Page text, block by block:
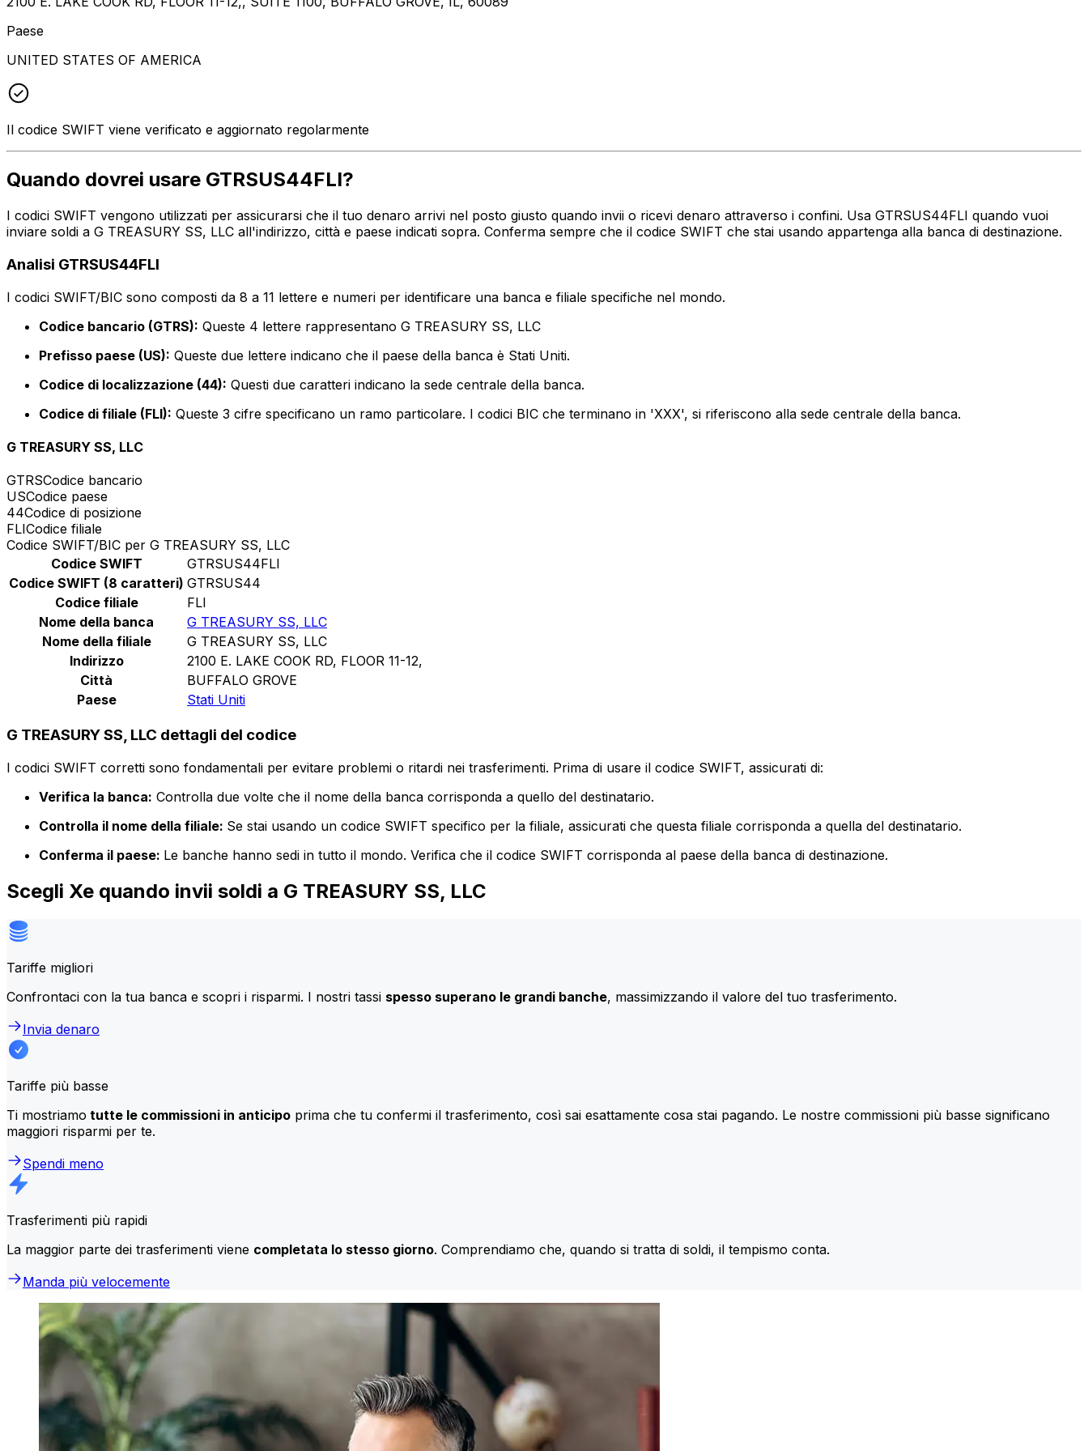
Paese
UNITED STATES OF AMERICA
Il codice SWIFT viene verificato e aggiornato regolarmente
Quando dovrei usare GTRSUS44FLI?
I codici SWIFT vengono utilizzati per assicurarsi che il tuo denaro arrivi nel posto giusto quando invii o ricevi denaro attraverso i confini. Usa GTRSUS44FLI quando vuoi
inviare soldi a G TREASURY SS, LLC all'indirizzo, città e paese indicati sopra. Conferma sempre che il codice SWIFT che stai usando appartenga alla banca di destinazione.
Analisi GTRSUS44FLI
I codici SWIFT/BIC sono composti da 8 a 11 lettere e numeri per identificare una banca e filiale specifiche nel mondo.
Codice bancario (GTRS): Queste 4 lettere rappresentano G TREASURY SS, LLC
Prefisso paese (US): Queste due lettere indicano che il paese della banca è Stati Uniti.
Codice di localizzazione (44): Questi due caratteri indicano la sede centrale della banca.
Codice di filiale (FLI): Queste 3 cifre specificano un ramo particolare. I codici BIC che terminano in 'XXX', si riferiscono alla sede centrale della banca.
G TREASURY SS, LLC
GTRSCodice bancario
USCodice paese
44Codice di posizione
FLICodice filiale
Codice SWIFT/BIC per G TREASURY SS, LLC
Codice SWIFT
GTRSUS44FLI
Codice SWIFT (8 caratteri) GTRSUS44
Codice filiale
FLI
Nome della banca
G TREASURY SS, LLC
Nome della filiale
G TREASURY SS, LLC
Indirizzo
2100 E. LAKE COOK RD, FLOOR 11-12,
Città
BUFFALO GROVE
Paese
Stati Uniti
G TREASURY SS, LLC dettagli del codice
I codici SWIFT corretti sono fondamentali per evitare problemi o ritardi nei trasferimenti. Prima di usare il codice SWIFT, assicurati di:
Verifica la banca: Controlla due volte che il nome della banca corrisponda a quello del destinatario.
Controlla il nome della filiale: Se stai usando un codice SWIFT specifico per la filiale, assicurati che questa filiale corrisponda a quella del destinatario.
Conferma il paese: Le banche hanno sedi in tutto il mondo. Verifica che il codice SWIFT corrisponda al paese della banca di destinazione.
Scegli Xe quando invii soldi a G TREASURY SS, LLC
Tariffe migliori
Confrontaci con la tua banca e scopri i risparmi. I nostri tassi spesso superano le grandi banche, massimizzando il valore del tuo trasferimento.
Invia denaro
Tariffe più basse
Ti mostriamo tutte le commissioni in anticipo prima che tu confermi il trasferimento, così sai esattamente cosa stai pagando. Le nostre commissioni più basse significano
maggiori risparmi per te.
Spendi meno
Trasferimenti più rapidi
La maggior parte dei trasferimenti viene completata lo stesso giorno. Comprendiamo che, quando si tratta di soldi, il tempismo conta.
Manda più velocemente